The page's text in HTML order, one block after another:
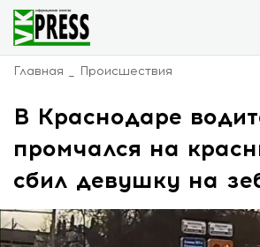
Главная Происшествия
В Краснодаре
промчался на
сбил девушку на